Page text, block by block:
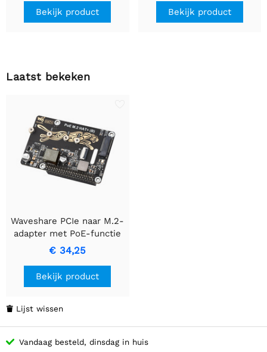
Bekijk product Bekijk product
Laatst bekeken
Waveshare PCIe naar M.2-
adapter met PoE-functie
(B) voor Raspberry Pi 5,
ondersteunt NVMe-
protocol M.2 solid-state
schijf, snelle lees- en
Raspberry Pi 5 PoE HAT.
€ 34,25
Bekijk product
 Lijst wissen
Vandaag besteld, dinsdag in huis